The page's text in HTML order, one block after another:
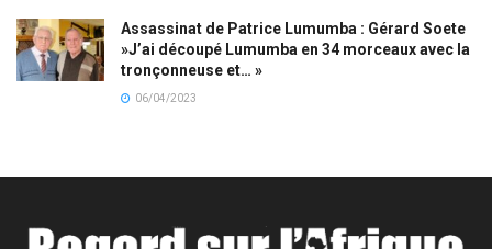
Assassinat de Patrice Lumumba : Gérard Soete
»J’ai découpé Lumumba en 34 morceaux avec la
tronçonneuse et… »
06/04/2023